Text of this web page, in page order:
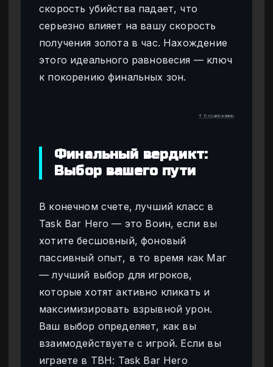
скорость убийства падает, что
серьезно влияет на вашу скорость
получения золота в час. Нахождение
этого идеального равновесия — ключ
к покорению финальных зон.
↑ К содержанию
Финальный вердикт:
Выбор вашего пути
В конечном счете, лучший класс в
Task Bar Hero — это Воин, если вы
хотите бесшовный, фоновый
пассивный опыт, в то время как Маг
— лучший выбор для игроков,
которые хотят активно кликать и
максимизировать взрывной урон.
Ваш выбор определяет, как вы
взаимодействуете с игрой. Если вы
играете в TBH: Task Bar Hero